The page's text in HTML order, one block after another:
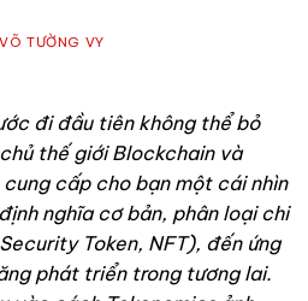
VÕ TƯỜNG VY
đi đầu tiên không thể bỏ
thế giới Blockchain và
cấp cho bạn một cái nhìn
nghĩa cơ bản, phân loại chi
Token, NFT), đến ứng
phát triển trong tương lai.